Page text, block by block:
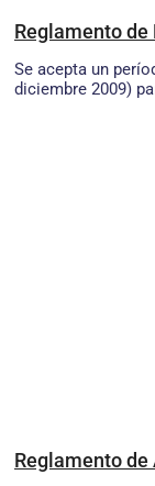
Reglamento de
Se acepta un
diciembre 2009)
Reglamento de